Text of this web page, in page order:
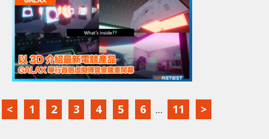
< 1 2 3 4 5 6 ... 11 >